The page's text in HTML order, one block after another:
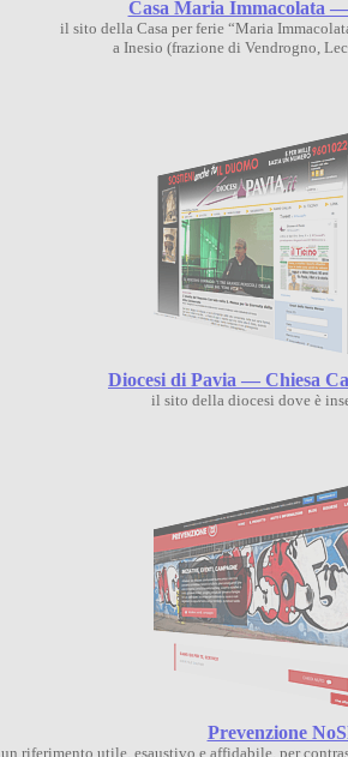
Casa Maria Immacolata
il sito della Casa per ferie “Maria
a Inesio (frazione di Vendrogno,
Diocesi di Pavia — Chiesa
il sito della diocesi dove è
Prevenzione
un riferimento utile, esaustivo e affidabile, per